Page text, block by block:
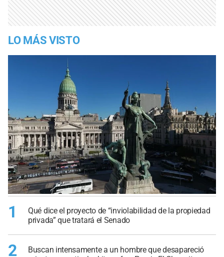
LO MÁS VISTO
1
Qué dice el proyecto de “inviolabilidad de la propiedad
privada” que tratará el Senado
2
Buscan intensamente a un hombre que desapareció